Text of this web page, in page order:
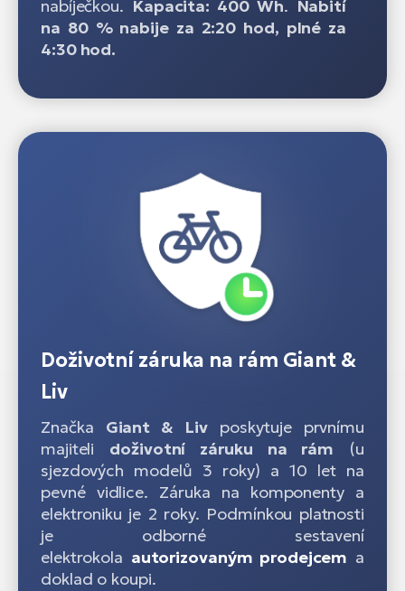
nabíječkou. Kapacita: 400 Wh. Nabití
na 80 % nabije za 2:20 hod, plné za
4:30 hod.
Doživotní záruka na rám Giant &
Liv
Značka Giant & Liv poskytuje prvnímu
majiteli doživotní záruku na rám (u
sjezdových modelů 3 roky) a 10 let na
pevné vidlice. Záruka na komponenty a
elektroniku je 2 roky. Podmínkou platnosti
je odborné sestavení
elektrokola autorizovaným prodejcem a
doklad o koupi.